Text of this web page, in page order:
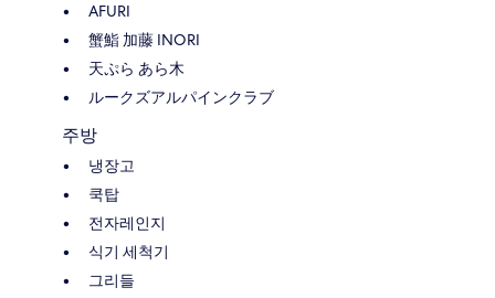
AFURI
蟹鮨 加藤 INORI
天ぷら あら木
ルークズアルパインクラブ
주방
냉장고
쿡탑
전자레인지
식기 세척기
그리들